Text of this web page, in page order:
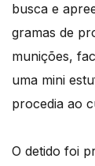
busca e
gramas de
munições,
uma mini
procedia ao
O detido foi